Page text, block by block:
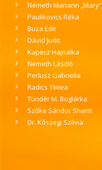
Németh Mariann „Mary”
Paulikovics Réka
Buza Edit
Dávid Judit
Kapecz Hajnalka
Németh László
Perlusz Gabriella
Radics Tímea
Tündér M. Boglárka
Szőke Sándor Shanti
Dr. Kőszegi Szilvia